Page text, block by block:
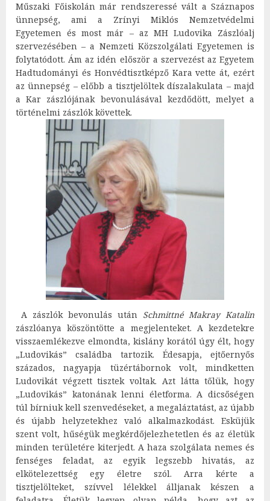
Műszaki Főiskolán már rendszeressé vált a Száznapos
ünnepség, ami a Zrínyi Miklós Nemzetvédelmi
Egyetemen és most már – az MH Ludovika Zászlóalj
szervezésében – a Nemzeti Közszolgálati Egyetemen is
folytatódott. Ám az idén először a szervezést az Egyetem
Hadtudományi és Honvédtisztképző Kara vette át, ezért
az ünnepség – előbb a tisztjelöltek díszalakulata – majd
a Kar zászlójának bevonulásával kezdődött, melyet a
történelmi zászlók követtek.
A zászlók bevonulás után Schmittné Makray Katalin
zászlóanya köszöntötte a megjelenteket. A kezdetekre
visszaemlékezve elmondta, kislány korától úgy élt, hogy
„Ludovikás” családba tartozik. Édesapja, ejtőernyős
százados, nagyapja tüzértábornok volt, mindketten
Ludovikát végzett tisztek voltak. Azt látta tőlük, hogy
„Ludovikás” katonának lenni életforma. A dicsőségen
túl bírniuk kell szenvedéseket, a megaláztatást, az újabb
és újabb helyzetekhez való alkalmazkodást. Esküjük
szent volt, hűségük megkérdőjelezhetetlen és az életük
minden területére kiterjedt. A haza szolgálata nemes és
fenséges feladat, az egyik legszebb hivatás, az
elkötelezettség egy életre szól. Arra kérte a
tisztjelölteket, szívvel lélekkel álljanak készen a